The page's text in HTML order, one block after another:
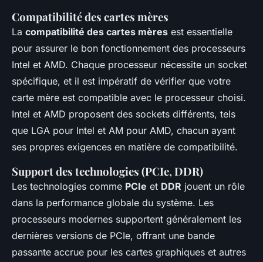
Compatibilité des cartes mères
La compatibilité des cartes mères est essentielle
pour assurer le bon fonctionnement des processeurs
Intel et AMD. Chaque processeur nécessite un socket
spécifique, et il est impératif de vérifier que votre
carte mère est compatible avec le processeur choisi.
Intel et AMD proposent des sockets différents, tels
que LGA pour Intel et AM pour AMD, chacun ayant
ses propres exigences en matière de compatibilité.
Support des technologies (PCIe, DDR)
Les technologies comme PCIe et DDR jouent un rôle
dans la performance globale du système. Les
processeurs modernes supportent généralement les
dernières versions de PCIe, offrant une bande
passante accrue pour les cartes graphiques et autres